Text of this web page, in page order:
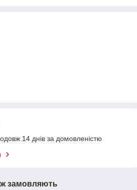
14 днів за домовленістю
замовляють